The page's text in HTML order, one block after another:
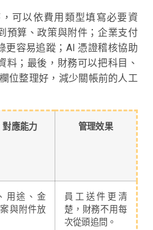
可以依費用類型填寫必要資
預算、政策與附件；企業支付
更容易追蹤；AI 憑證稽核協助
料；最後，財務可以把科目、
位整理好，減少關帳前的人工
應能力 管理效果
用途、金
與附件放
員工送件更清
楚，財務不用每
次從頭追問。